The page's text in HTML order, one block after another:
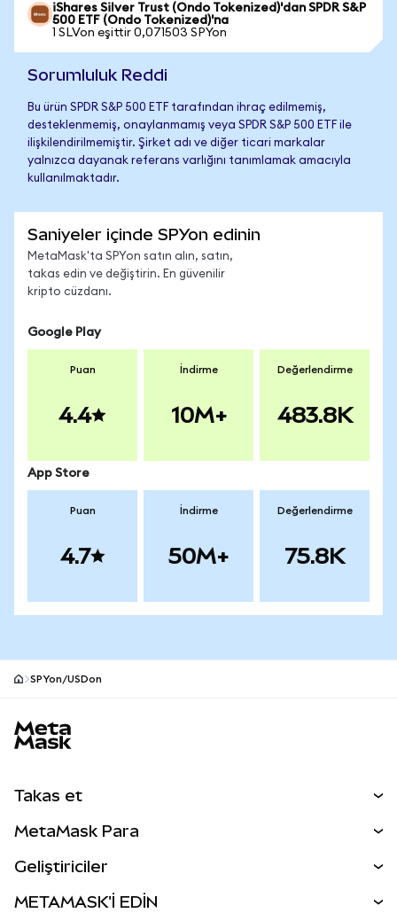
iShares Silver Trust (Ondo Tokenized)'dan SPDR S&P
500 ETF (Ondo Tokenized)'na
1 SLVon eşittir 0,071503 SPYon
Sorumluluk Reddi
Bu ürün SPDR S&P 500 ETF tarafından ihraç edilmemiş,
desteklenmemiş, onaylanmamış veya SPDR S&P 500 ETF ile
ilişkilendirilmemiştir. Şirket adı ve diğer ticari markalar
yalnızca dayanak referans varlığını tanımlamak amacıyla
kullanılmaktadır.
Saniyeler içinde SPYon edinin
MetaMask'ta SPYon satın alın, satın,
takas edin ve değiştirin. En güvenilir
kripto cüzdanı.
Google Play
Puan
4.4
İndirme
10M+
Değerlendirme
483.8K
App Store
Puan
4.7
İndirme
50M+
Değerlendirme
75.8K
SPYon/USDon
Takas et
Perps
RWA'lar
MetaMask Para
Geliştiriciler
METAMASK'İ EDİN